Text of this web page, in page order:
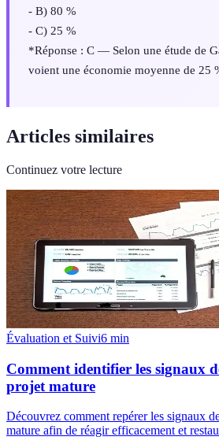
- B) 80 %
- C) 25 %
*Réponse : C — Selon une étude de
voient une économie moyenne de 25
Articles similaires
Continuez votre lecture
Évaluation et Suivi6 min
Comment identifier les signaux
projet mature
Découvrez comment repérer les signaux
mature afin de réagir efficacement et